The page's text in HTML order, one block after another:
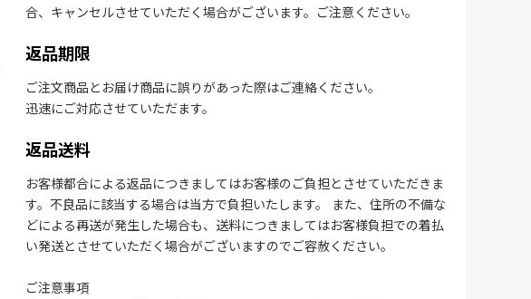
合、キャンセルさせていただく場合がございます。ご注意ください。
返品期限
ご注文商品とお届け商品に誤りがあった際はご連絡ください。
迅速にご対応させていただます。
返品送料
お客様都合による返品につきましてはお客様のご負担とさせていただきま
す。不良品に該当する場合は当方で負担いたします。 また、住所の不備な
どによる再送が発生した場合も、送料につきましてはお客様負担での着払
い発送とさせていただく場合がございますのでご容赦ください。
ご注意事項